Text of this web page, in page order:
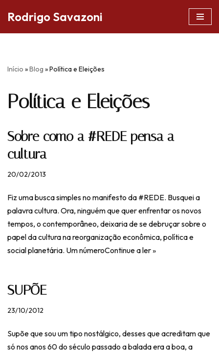
conteúdo
Rodrigo Savazoni
Início »Blog »Política e Eleições
Política e Eleições
Sobre como a #REDE pensa a
cultura
20/02/2013
Fiz uma busca simples no manifesto da #REDE. Busquei a
palavra cultura. Ora, ninguém que quer enfrentar os novos
tempos, o contemporâneo, deixaria de se debruçar sobre o
papel da cultura na reorganização econômica, política e
social planetária. Um númeroContinue a ler »
SUPÕE
23/10/2012
Supõe que sou um tipo nostálgico, desses que acreditam que
só nos anos 60 do século passado a balada era a boa, a